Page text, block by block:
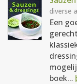
diverse
Een
boek...